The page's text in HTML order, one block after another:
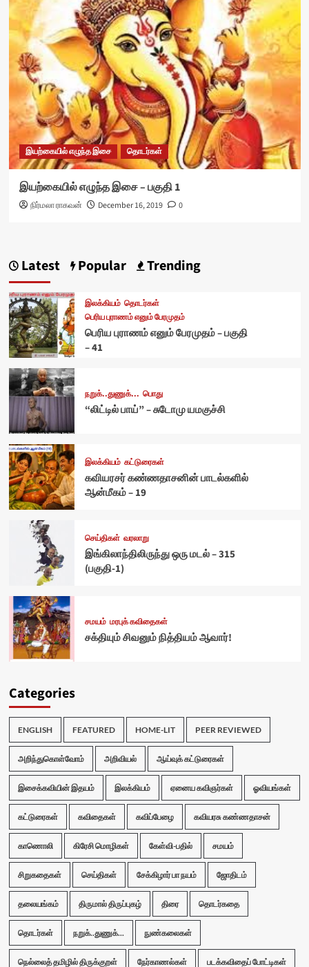
இயற்கையில் எழுந்த இசை தொடர்கள்
இயற்கையில் எழுந்த இசை – பகுதி 1
நிர்மலா ராகவன் December 16, 2019 0
Latest Popular Trending
இலக்கியம் தொடர்கள்
பெரிய புராணம் எனும் பேரமுதம்
பெரிய புராணம் எனும் பேரமுதம் – பகுதி
– 41
நறுக்..துணுக்... பொது
“லிட்டில் பாய்” – சுடோமு யமகுச்சி
இலக்கியம் கட்டுரைகள்
கவியரசர் கண்ணதாசனின் பாடல்களில்
ஆன்மீகம் – 19
செய்திகள் வரலாறு
இங்கிலாந்திலிருந்து ஒரு மடல் – 315
(பகுதி-1)
சமயம் மரபுக் கவிதைகள்
சக்தியும் சிவனும் நித்தியம் ஆவார்!
Categories
ENGLISH FEATURED HOME-LIT PEER REVIEWED
அறிந்துகொள்வோம் அறிவியல் ஆய்வுக் கட்டுரைகள்
இசைக்கவியின் இதயம் இலக்கியம் ஏனைய கவிஞர்கள் ஓவியங்கள்
கட்டுரைகள் கவிதைகள் கவிப்பேழை கவியரசு கண்ணதாசன்
காணொலி கிரேசி மொழிகள் கேள்வி-பதில் சமயம்
சிறுகதைகள் செய்திகள் சேக்கிழார் பா நயம் ஜோதிடம்
தலையங்கம் திருமால் திருப்புகழ் திரை தொடர்கதை
தொடர்கள் நறுக்..துணுக்... நுண்கலைகள்
நெல்லைத் தமிழில் திருக்குறள் நேர்காணல்கள் படக்கவிதைப் போட்டிகள்